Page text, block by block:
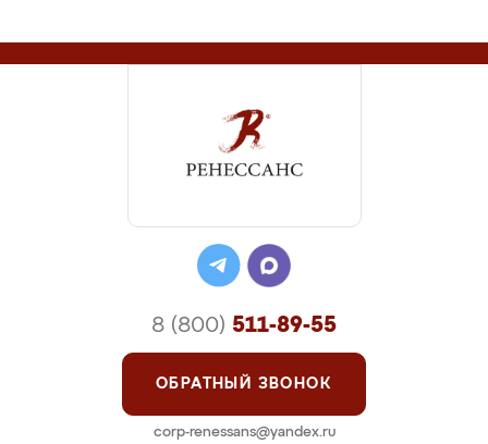
8 (800) 511-89-55
ОБРАТНЫЙ ЗВОНОК
corp-renessans@yandex.ru